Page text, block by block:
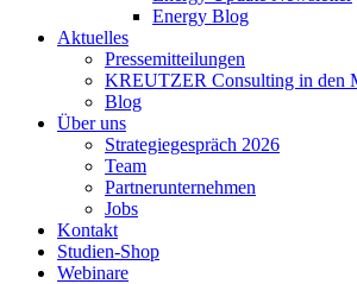
Energy Blog
Aktuelles
Pressemitteilungen
KREUTZER Consulting in den
Blog
Über uns
Strategiegespräch 2026
Team
Partnerunternehmen
Jobs
Kontakt
Studien-Shop
Webinare